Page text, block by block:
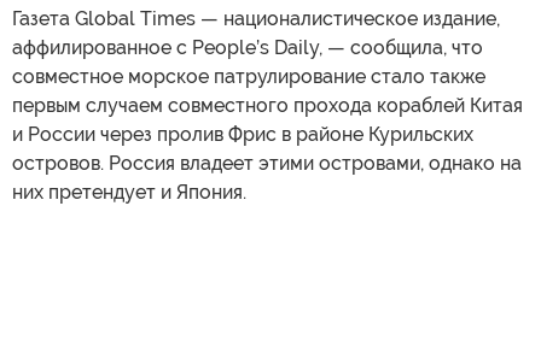
Газета Global Times — националистическое издание,
аффилированное с People’s Daily, — сообщила, что
совместное морское патрулирование стало также
первым случаем совместного прохода кораблей Китая
и России через пролив Фрис в районе Курильских
островов. Россия владеет этими островами, однако на
них претендует и Япония.